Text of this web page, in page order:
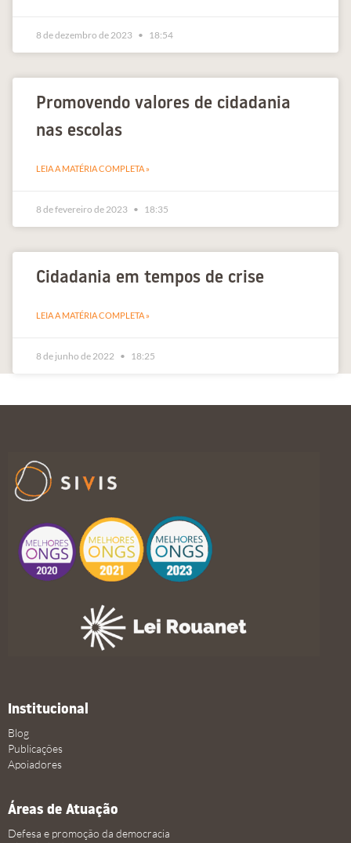
8 de dezembro de 2023 18:54
Promovendo valores de cidadania
nas escolas
LEIA A MATÉRIA COMPLETA »
8 de fevereiro de 2023 18:35
Cidadania em tempos de crise
LEIA A MATÉRIA COMPLETA »
8 de junho de 2022 18:25
Institucional
Blog
Publicações
Apoiadores
Áreas de Atuação
Defesa e promoção da democracia